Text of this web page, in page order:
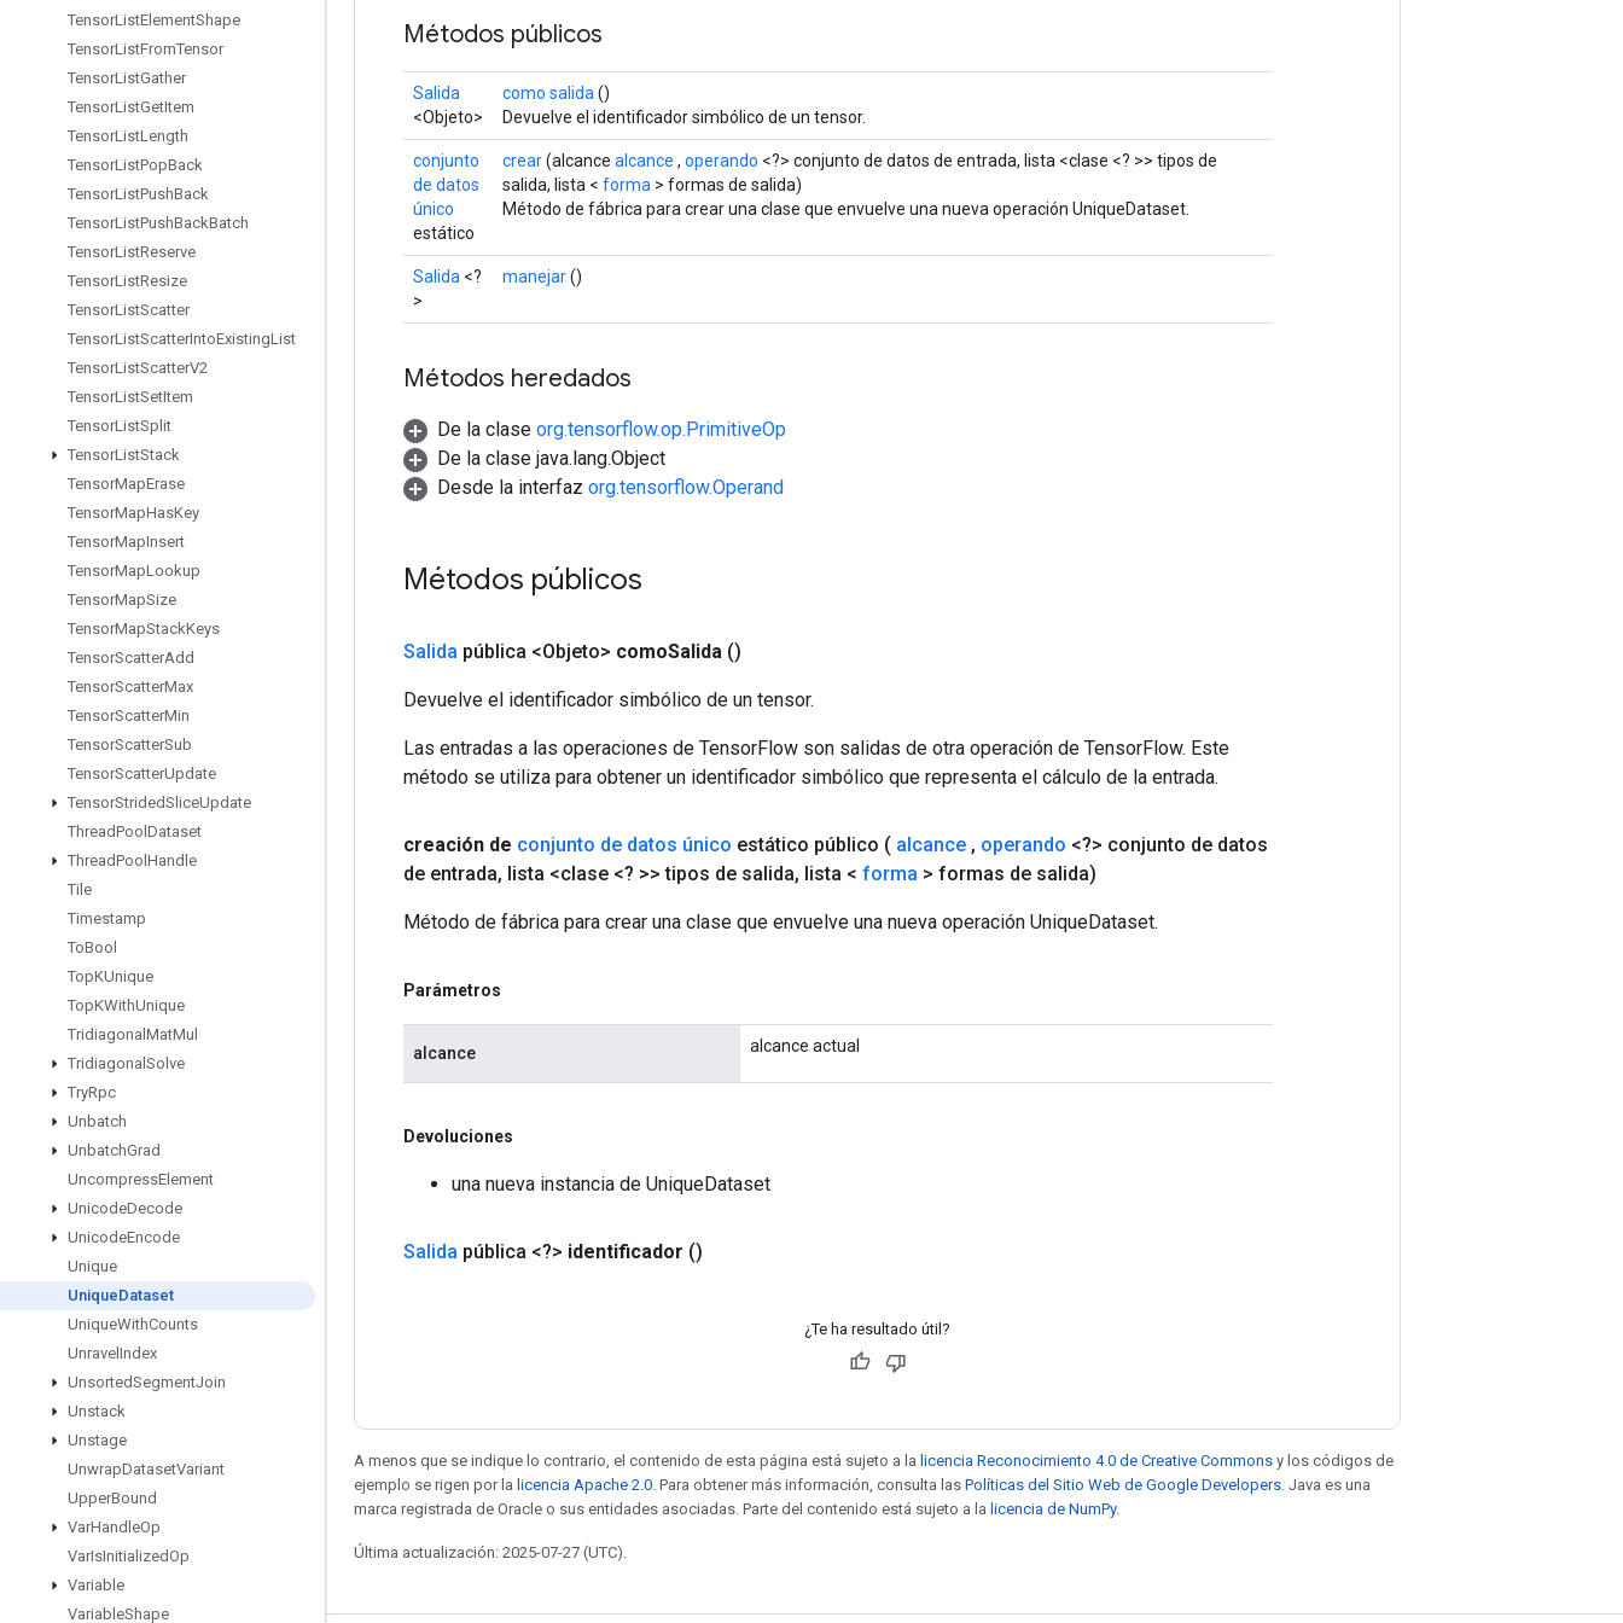
TensorListElementShape
TensorListFromTensor
TensorListGather
TensorListGetItem
TensorListLength
TensorListPopBack
TensorListPushBack
TensorListPushBackBatch
TensorListReserve
TensorListResize
TensorListScatter
TensorListScatterIntoExistingList
TensorListScatterV2
TensorListSetItem
TensorListSplit
TensorListStack
TensorMapErase
TensorMapHasKey
TensorMapInsert
TensorMapLookup
TensorMapSize
TensorMapStackKeys
TensorScatterAdd
TensorScatterMax
TensorScatterMin
TensorScatterSub
TensorScatterUpdate
TensorStridedSliceUpdate
ThreadPool Dataset
ThreadPool Handle
Tile
Timestamp
ToBool
TopKUnique
TopKWithUnique
Tridiagonal MatMul
Tridiagonal Solve
TryRpc
Unbatch
UnbatchGrad
UncompressElement
UnicodeDecode
UnicodeEncode
Unique
UniqueDataset
UniqueWithCounts
Unravel Index
UnsortedSegmentJoin
Unstack
Unstage
UnwrapDatasetVariant
UpperBound
VarHandleOp
VarIsInitializedOp
Variable
VariableShape
Métodos públicos
Salida
<Objeto>
como salida ()
Devuelve el identificador simbólico de un tensor.
conjunto
de datos
único
estático
crear(alcance alcance , operando <?> conjunto de datos de entrada, lista <clase <? >> tipos de
salida, lista < forma > formas de salida)
Método de fábrica para crear una clase que envuelve una nueva operación UniqueDataset.
Salida <?
>
manejar()
Métodos heredados
De la clase org.tensorflow.op.PrimitiveOp
De la clase java.lang.Object
Desde la interfaz org.tensorflow.Operand
Métodos públicos
Salida pública <Objeto> comoSalida ()
Devuelve el identificador simbólico de un tensor.
Las entradas a las operaciones de TensorFlow son salidas de otra operación de TensorFlow. Este
método se utiliza para obtener un identificador simbólico que representa el cálculo de la entrada.
creación de conjunto de datos único estático público ( alcance , operando <?> conjunto de datos
de entrada, lista <clase <? >> tipos de salida, lista < forma > formas de salida)
Método de fábrica para crear una clase que envuelve una nueva operación UniqueDataset.
Parámetros
alcance alcance actual
Devoluciones
una nueva instancia de UniqueDataset
Salida pública <?> identificador ()
¿Te ha resultado útil?
A menos que se indique lo contrario, el contenido de esta página está sujeto a la licencia Reconocimiento 4.0 de Creative Commons y los códigos de
ejemplo se rigen por la licencia Apache 2.0 . Para obtener más información, consulta las Políticas del Sitio Web de Google Developers . Java es una
marca registrada de Oracle o sus entidades asociadas. Parte del contenido está sujeto a la licencia de NumPy.
Última actualización: 2025-07-27 (UTC).